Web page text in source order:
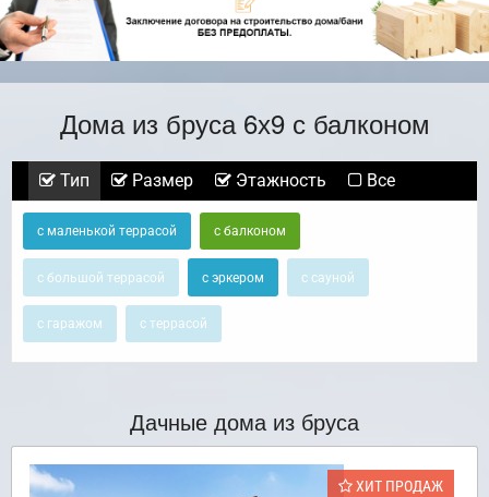
Дома из бруса 6х9 с балконом
Тип Размер Этажность Все
с маленькой террасой с балконом
с большой террасой с эркером с сауной
с гаражом с террасой
Дачные дома из бруса
ХИТ ПРОДАЖ